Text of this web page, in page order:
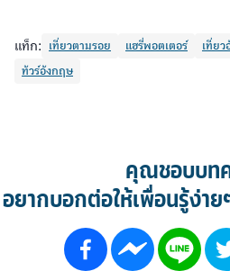
แท็ก: เที่ยวตามรอย แฮรี่พอตเตอร์ เที่ย
ทัวร์อังกฤษ
คุณชอบบท
อยากบอกต่อให้เพื่อนรู้ง่า